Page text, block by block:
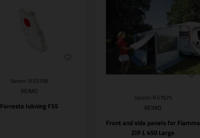
Varenr.: R E5708
REIMO
Forreste lukning F55
Varenr.: R E7675
REIMO
Front and side panels for Fiamma
ZIP L 450 Large